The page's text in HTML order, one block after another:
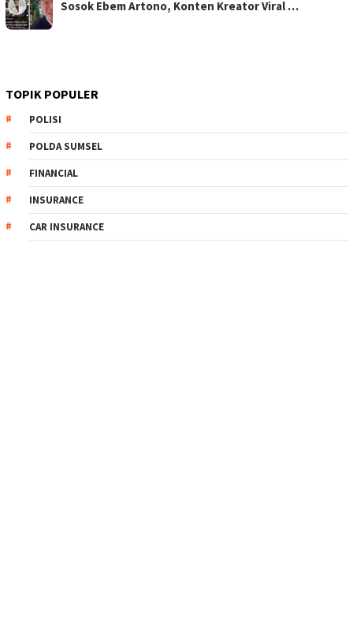
Sosok Ebem Artono, Konten Kreator Viral …
TOPIK POPULER
POLISI
POLDA SUMSEL
FINANCIAL
INSURANCE
CAR INSURANCE